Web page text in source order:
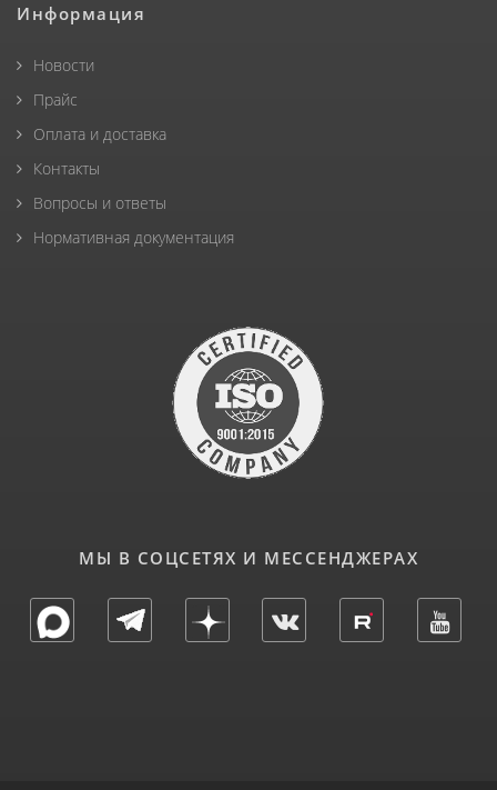
Информация
Новости
Прайс
Оплата и доставка
Контакты
Вопросы и ответы
Нормативная документация
МЫ В СОЦСЕТЯХ И МЕССЕНДЖЕРАХ